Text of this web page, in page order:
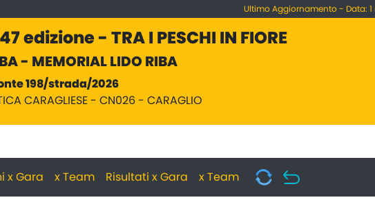
Ultimo Aggiornamento - Data: 1
edizione - TRA I PESCHI IN FIORE
- MEMORIAL LIDO RIBA
198/strada/2026
CARAGLIESE - CN026 - CARAGLIO
x Gara x Team Risultati x Gara x Team